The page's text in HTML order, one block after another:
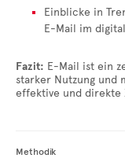
Einblicke in
E-Mail im
Fazit: E-Mail ist ein
starker Nutzung und
effektive und direkte
Methodik